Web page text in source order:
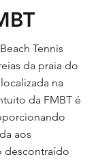
Tennis
da praia do
na
da FMBT é
aos
descontraído